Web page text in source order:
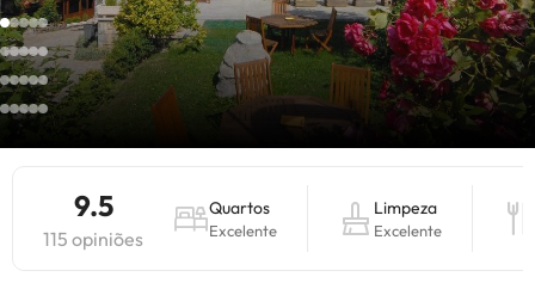
9.5
115 opiniões
Quartos
Excelente
Limpeza
Excelente